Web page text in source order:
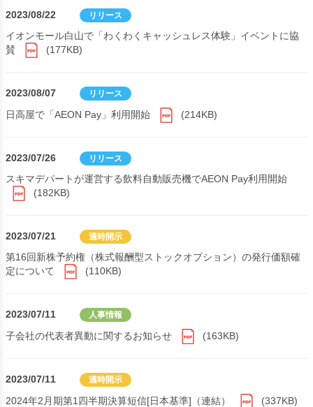
2023/08/22 リリース
イオンモール白山で「わくわくキャッシュレス体験」イベントに協
賛
(177KB)
2023/08/07 リリース
日高屋で「AEON Pay」利用開始 (214KB)
2023/07/26 リリース
スキマデパートが運営する飲料自動販売機でAEON Pay利用開始
(182KB)
2023/07/21 適時開示
第16回新株予約権（株式報酬型ストックオプション）の発行価額確
定について
(110KB)
2023/07/11 人事情報
子会社の代表者異動に関するお知らせ (163KB)
2023/07/11 適時開示
2024年2月期第1四半期決算短信[日本基準]（連結） (337KB)